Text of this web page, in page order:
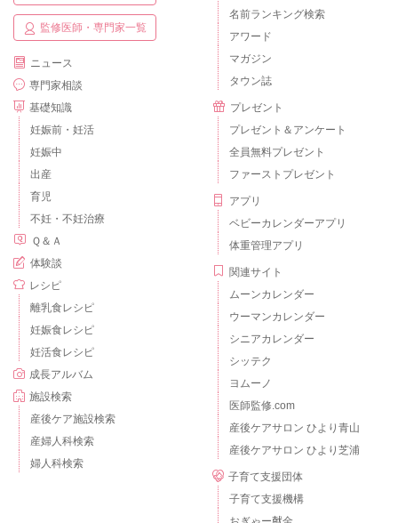
監修医師・専門家一覧
ニュース
専門家相談
基礎知識
妊娠前・妊活
妊娠中
出産
育児
不妊・不妊治療
Ｑ＆Ａ
体験談
レシピ
離乳食レシピ
妊娠食レシピ
妊活食レシピ
成長アルバム
施設検索
産後ケア施設検索
産婦人科検索
婦人科検索
名前ランキング検索
アワード
マガジン
タウン誌
プレゼント
プレゼント＆アンケート
全員無料プレゼント
ファーストプレゼント
アプリ
ベビーカレンダーアプリ
体重管理アプリ
関連サイト
ムーンカレンダー
ウーマンカレンダー
シニアカレンダー
シッテク
ヨムーノ
医師監修.com
産後ケアサロン ひより青山
産後ケアサロン ひより芝浦
子育て支援団体
子育て支援機構